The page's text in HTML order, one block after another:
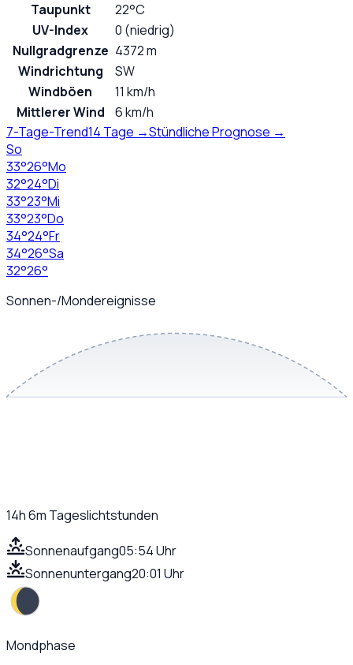
Taupunkt
22°C
UV-Index
0 (niedrig)
Nullgradgrenze 4372 m
Windrichtung
SW
Windböen
11 km/h
Mittlerer Wind
6 km/h
7-Tage-Trend14 Tage →Stündliche Prognose →
So
33°26°Mo
32°24°Di
33°23°Mi
33°23°Do
34°24°Fr
34°26°Sa
32°26°
Sonnen-/Mondereignisse
14h 6m Tageslichtstunden
Sonnenaufgang05:54 Uhr
Sonnenuntergang20:01 Uhr
Mondphase